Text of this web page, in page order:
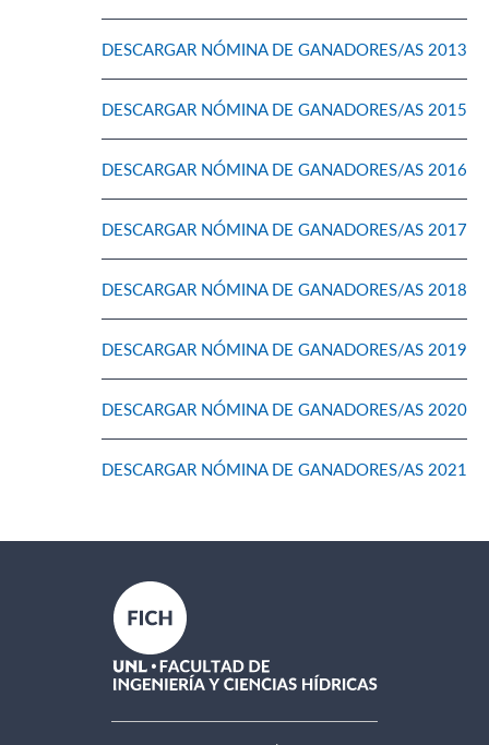
DESCARGAR NÓMINA DE GANADORES/AS 2013
DESCARGAR NÓMINA DE GANADORES/AS 2015
DESCARGAR NÓMINA DE GANADORES/AS 2016
DESCARGAR NÓMINA DE GANADORES/AS 2017
DESCARGAR NÓMINA DE GANADORES/AS 2018
DESCARGAR NÓMINA DE GANADORES/AS 2019
DESCARGAR NÓMINA DE GANADORES/AS 2020
DESCARGAR NÓMINA DE GANADORES/AS 2021